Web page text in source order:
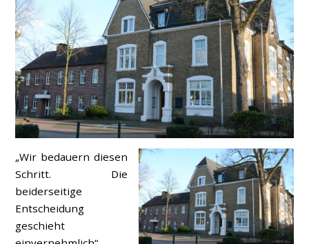
„Wir bedauern diesen
Schritt. Die
beiderseitige
Entscheidung
geschieht